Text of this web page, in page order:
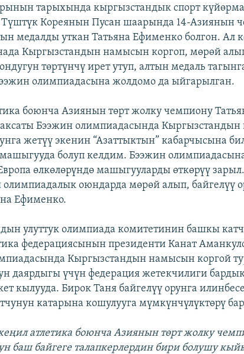
тарыхында кыргызстандык спорт
Кореянын Пусан шаарында 14-Азиянын
медалды уткан Татьяна Ефименко болгон. Ал
Кыргызстандын намысын коргоп, мөрөй
төртүнчү ирет утуп, алтын медаль
олимпиадасына жолдомо да ыйгарылган.
боюнча Азиянын төрт жолку чемпиону
Бээжин олимпиадасында
жетүү экенин “Азаттыктын” кабарчысына
болуп келдим. Бээжин
өлкөлөрүндө машыгууларды өткөрүү
оюндарда мөрөй алып, байгелүү
Ефименко.
улуттук олимпиада комитетинин башкы
федерациясынын президенти Канат
Кыргызстандын намысын коргой
даярдыгы үчүн федерация жетекчилиги
кылууда. Бирок Таня байгелүү орунга
катарына кошулууга мүмкүнчүлүктөрү
атлетика боюнча Азиянын төрт жолку
баш байгеге талапкерлердин бири болушу